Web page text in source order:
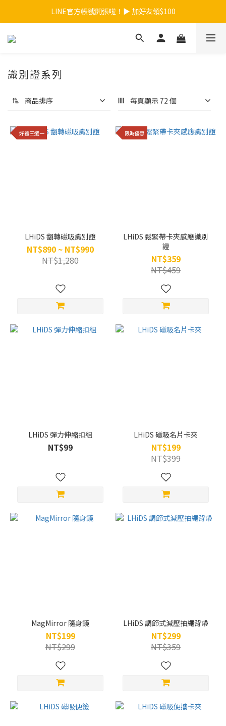
【夏日總動員】買任款式筆記本再送內頁！>>點我
LINE官方帳號開張啦！▶ 加好友領$100
【夏日總動員】買任款式筆記本再送內頁！>>點我
識別證系列
商品排序 每頁顯示 72 個
好禮三選一
LHiDS 翻轉磁吸識別證
NT$890 ~ NT$990
NT$1,280
限時優惠
LHiDS 鬆緊帶卡夾感應識別
證
NT$359
NT$459
LHiDS 彈力伸縮扣組
NT$99
LHiDS 磁吸名片卡夾
NT$199
NT$399
MagMirror 隨身鏡
NT$199
NT$299
LHiDS 調節式減壓抽繩背帶
NT$299
NT$359